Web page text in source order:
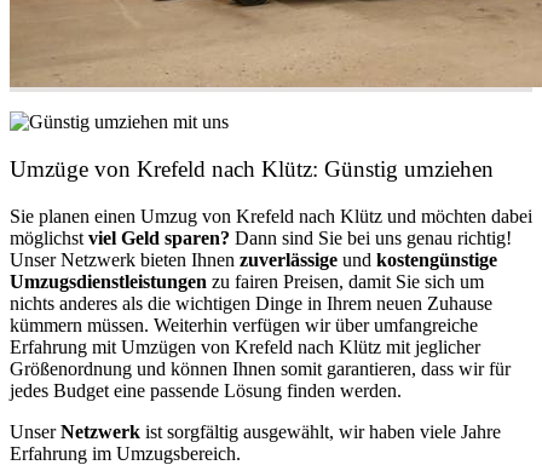
Umzüge von Krefeld nach Klütz: Günstig umziehen
Sie planen einen Umzug von Krefeld nach Klütz und möchten dabei
möglichst viel Geld sparen? Dann sind Sie bei uns genau richtig!
Unser Netzwerk bieten Ihnen zuverlässige und kostengünstige
Umzugsdienstleistungen zu fairen Preisen, damit Sie sich um
nichts anderes als die wichtigen Dinge in Ihrem neuen Zuhause
kümmern müssen. Weiterhin verfügen wir über umfangreiche
Erfahrung mit Umzügen von Krefeld nach Klütz mit jeglicher
Größenordnung und können Ihnen somit garantieren, dass wir für
jedes Budget eine passende Lösung finden werden.
UnserNetzwerk ist sorgfältig ausgewählt, wir haben viele Jahre
Erfahrung im Umzugsbereich.